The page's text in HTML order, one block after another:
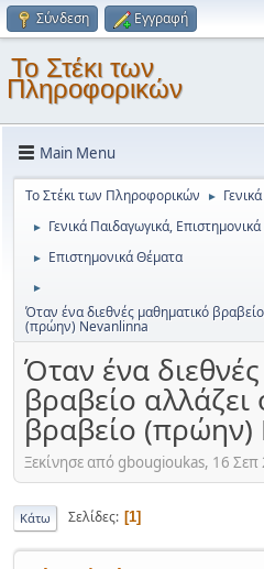
Σύνδεση Εγγραφή
Το Στέκι των
Πληροφορικών
Main Menu
Το Στέκι των Πληροφορικών ► Γενικά
► Γενικά Παιδαγωγικά,
► Επιστημονικά Θέματα
►
Όταν ένα διεθνές μαθηματικό
(πρώην) Nevanlinna
Όταν ένα
βραβείο αλλάζει
βραβείο
Ξεκίνησε από gbougioukas, 16
Κάτω Σελίδες 1